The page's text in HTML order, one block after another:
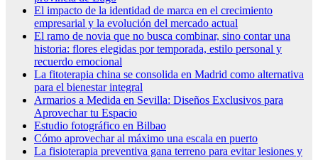
El impacto de la identidad de marca en el crecimiento
empresarial y la evolución del mercado actual
El ramo de novia que no busca combinar, sino contar una
historia: flores elegidas por temporada, estilo personal y
recuerdo emocional
La fitoterapia china se consolida en Madrid como alternativa
para el bienestar integral
Armarios a Medida en Sevilla: Diseños Exclusivos para
Aprovechar tu Espacio
Estudio fotográfico en Bilbao
Cómo aprovechar al máximo una escala en puerto
La fisioterapia preventiva gana terreno para evitar lesiones y